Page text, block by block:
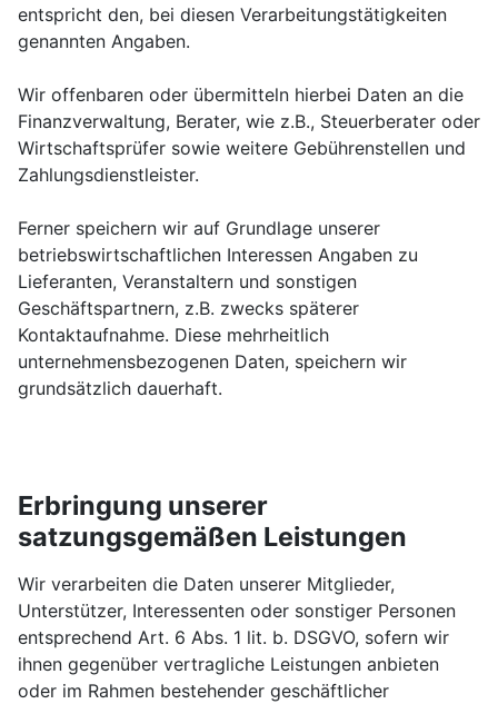
entspricht den, bei diesen Verarbeitungstätigkeiten
genannten Angaben.
Wir offenbaren oder übermitteln hierbei Daten an die
Finanzverwaltung, Berater, wie z.B., Steuerberater oder
Wirtschaftsprüfer sowie weitere Gebührenstellen und
Zahlungsdienstleister.
Ferner speichern wir auf Grundlage unserer
betriebswirtschaftlichen Interessen Angaben zu
Lieferanten, Veranstaltern und sonstigen
Geschäftspartnern, z.B. zwecks späterer
Kontaktaufnahme. Diese mehrheitlich
unternehmensbezogenen Daten, speichern wir
grundsätzlich dauerhaft.
Erbringung unserer
satzungsgemäßen Leistungen
Wir verarbeiten die Daten unserer Mitglieder,
Unterstützer, Interessenten oder sonstiger Personen
entsprechend Art. 6 Abs. 1 lit. b. DSGVO, sofern wir
ihnen gegenüber vertragliche Leistungen anbieten
oder im Rahmen bestehender geschäftlicher